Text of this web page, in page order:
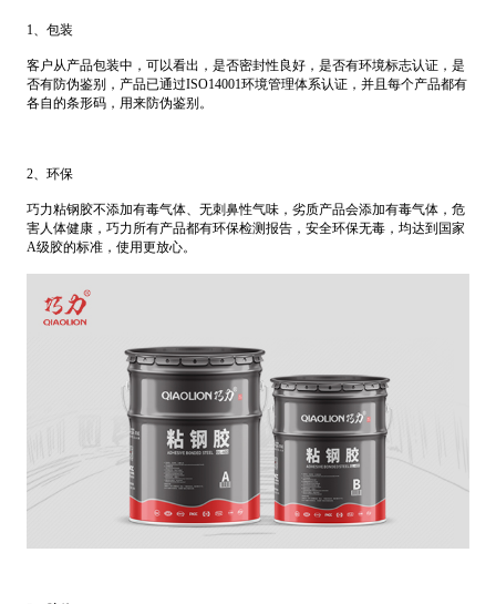
1、包装
客户从产品包装中，可以看出，是否密封性良好，是否有环境标志认证，是
否有防伪鉴别，产品已通过ISO14001环境管理体系认证，并且每个产品都有
各自的条形码，用来防伪鉴别。
2、环保
巧力粘钢胶不添加有毒气体、无刺鼻性气味，劣质产品会添加有毒气体，危
害人体健康，巧力所有产品都有环保检测报告，安全环保无毒，均达到国家
A级胶的标准，使用更放心。